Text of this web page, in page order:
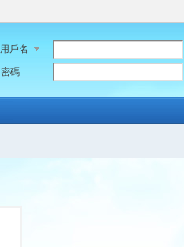
用戶名
密碼